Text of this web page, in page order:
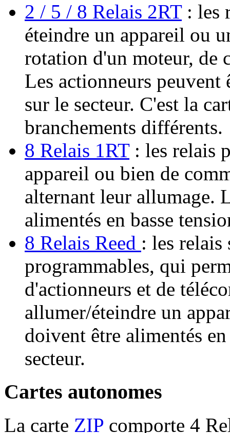
2 / 5 / 8 Relais 2RT: les
éteindre un appareil ou
rotation d'un moteur, de
Les actionneurs peuvent
sur le secteur. C'est la
branchements différents.
8 Relais 1RT: les relais
appareil ou bien de
alternant leur allumage.
alimentés en basse
8 Relais Reed : les relais
programmables, qui
d'actionneurs et de
allumer/éteindre un
doivent être alimentés
secteur.
Cartes autonomes
La carte ZIP comporte 4